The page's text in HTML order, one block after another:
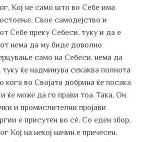
Кој не само што во Себе има
Свое самодејство и
Себе преку Себеси, туку и да е
нема да му биде доволно
само на Себеси, нема да
ќе надминува секаква полнота
кога во Својата добрина ќе посака
ќе може да го прави тоа. Така, Он
и промислителни пројави
е присутен во сѐ. Со еден збор,
Кој на некој начин е причесен.